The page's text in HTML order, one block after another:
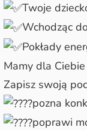
Twoje
Wchodząc
Pokłady
Mamy dla
Zapisz swoją
pozna
poprawi